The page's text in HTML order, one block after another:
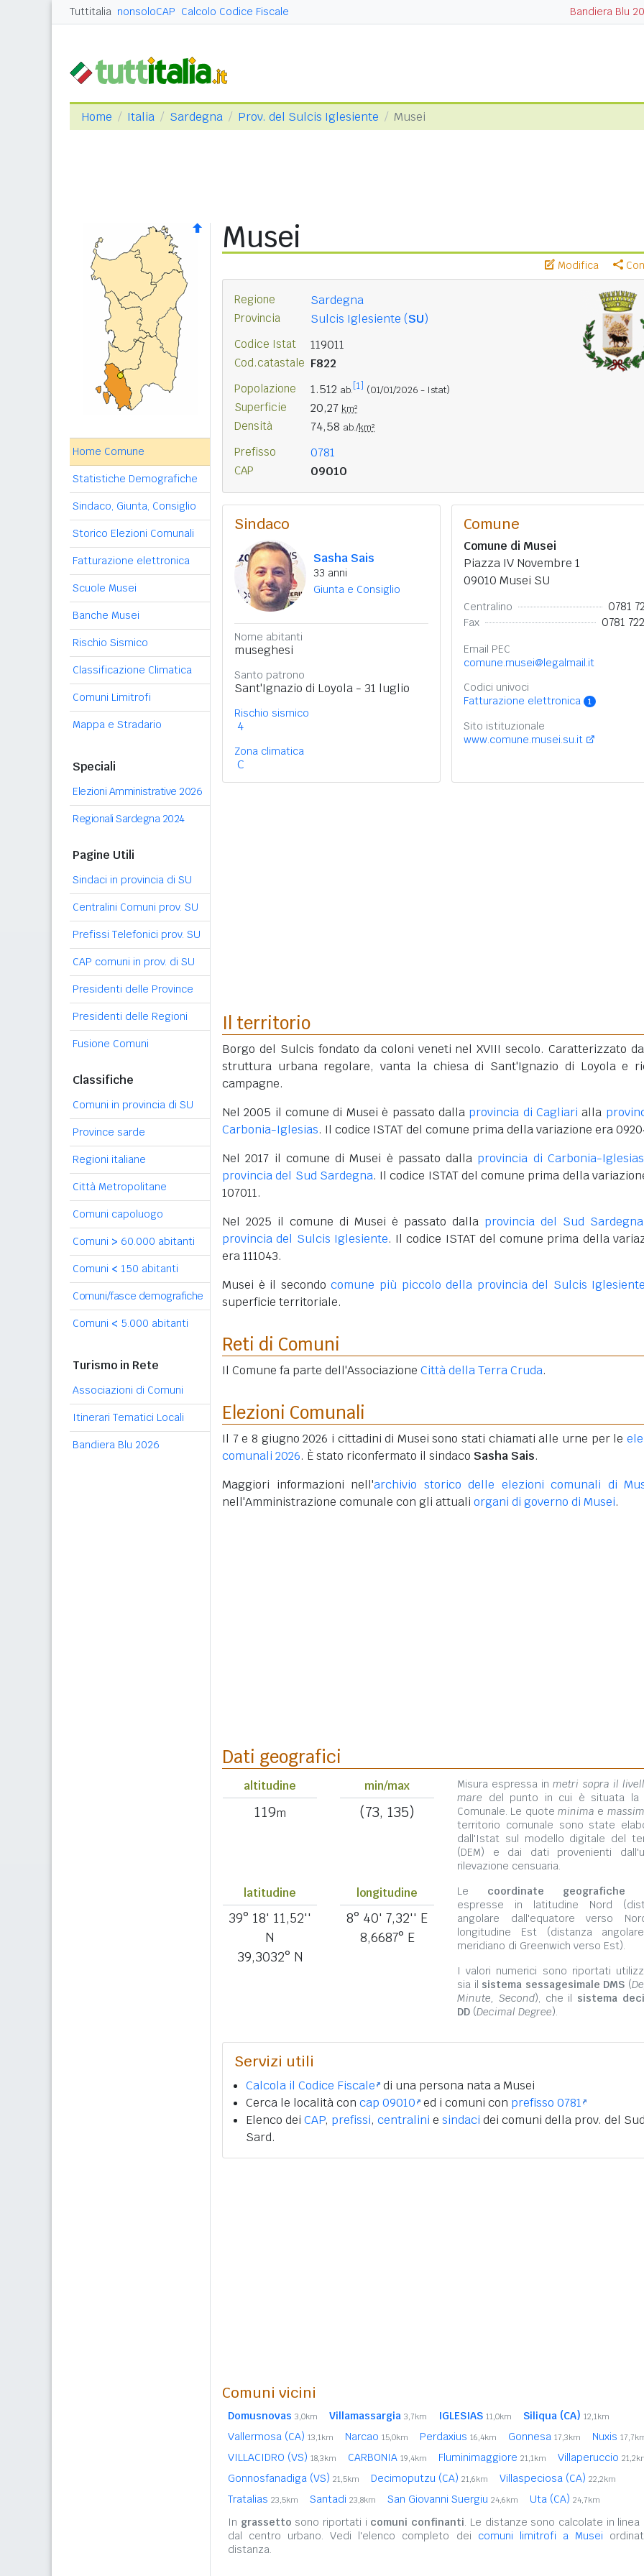
Tuttitalia nonsoloCAP Calcolo Codice Fiscale Bandiera Blu
Home Italia Sardegna Prov. del Sulcis Iglesiente Musei
Home Comune
Statistiche Demografiche
Sindaco, Giunta, Consiglio
Storico Elezioni Comunali
Fatturazione elettronica
Scuole Musei
Banche Musei
Rischio Sismico
Classificazione Climatica
Comuni Limitrofi
Mappa e Stradario
Speciali
Elezioni Amministrative 2026
Regionali Sardegna 2024
Pagine Utili
Sindaci in provincia di SU
Centralini Comuni prov. SU
Prefissi Telefonici prov. SU
CAP comuni in prov. di SU
Presidenti delle Province
Presidenti delle Regioni
Fusione Comuni
Classifiche
Comuni in provincia di SU
Province sarde
Regioni italiane
Città Metropolitane
Comuni capoluogo
Comuni > 60.000 abitanti
Comuni < 150 abitanti
Comuni/fasce demografiche
Comuni < 5.000 abitanti
Turismo in Rete
Associazioni di Comuni
Itinerari Tematici Locali
Bandiera Blu 2026
Musei
Modifica
Regione Sardegna
Provincia Sulcis Iglesiente (SU)
Codice Istat 119011
Cod.catastale F822
Popolazione 1.512 ab. [1] (01/01/2026 - Istat)
Superficie 20,27 km²
Densità 74,58 ab./km²
Prefisso 0781
CAP 09010
Sindaco
Sasha Sais
33 anni
Giunta e Consiglio
Nome abitanti
museghesi
Santo patrono
Sant'Ignazio di Loyola - 31 luglio
Rischio sismico
4
Zona climatica
C
Comune
Comune di Musei
Piazza IV Novembre 1
09010 Musei SU
Centralino 0781
Fax 0781
Email PEC
comune.musei@legalmail.it
Codici univoci
Fatturazione elettronica
1
Sito istituzionale
www.comune.musei.su.it
Il territorio
Borgo del Sulcis fondato da coloni veneti nel XVIII secolo. Caratterizzato
struttura urbana regolare, vanta la chiesa di Sant'Ignazio di Loyola e
campagne.
Nel 2005 il comune di Musei è passato dalla provincia di Cagliari alla
Carbonia-Iglesias. Il codice ISTAT del comune prima della variazione era
Nel 2017 il comune di Musei è passato dalla provincia di Carbonia-Iglesias
provincia del Sud Sardegna. Il codice ISTAT del comune prima della
107011.
Nel 2025 il comune di Musei è passato dalla provincia del Sud Sardegna
provincia del Sulcis Iglesiente. Il codice ISTAT del comune prima della
era 111043.
Musei è il secondocomune più piccolo della provincia del Sulcis Iglesiente
superficie territoriale.
Reti di Comuni
Il Comune fa parte dell'Associazione Città della Terra Cruda.
Elezioni Comunali
Il 7 e 8 giugno 2026 i cittadini di Musei sono stati chiamati alle urne per le
comunali 2026. È stato riconfermato il sindaco Sasha Sais.
Maggiori informazioni nell'archivio storico delle elezioni comunali di
nell'Amministrazione comunale con gli attuali organi di governo di Musei.
Dati geografici
altitudine
119m
min/max
(73, 135)
Misura espressa inmetri sopra il
mare del punto in cui è situata la
Comunale. Le quote minima e
territorio comunale sono state
dall'Istat sul modello digitale del
(DEM) e dai dati provenienti
rilevazione censuaria.
latitudine
39° 18' 11,52''
N
39,3032° N
longitudine
8° 40' 7,32'' E
8,6687° E
Le coordinate geografiche
espresse in latitudine Nord
angolare dall'equatore verso
longitudine Est (distanza
meridiano di Greenwich verso Est).
I valori numerici sono riportati
sia il sistema sessagesimale DMS (
Minute, Second), che il sistema
DD (Decimal Degree).
Servizi utili
Calcola il Codice Fiscale di una persona nata a Musei
Cerca le località con cap 09010 ed i comuni con prefisso 0781
Elenco dei CAP, prefissi, centralini e sindaci dei comuni della prov. del Sud
Sard.
Comuni vicini
Domusnovas 3,0km Villamassargia 3,7km IGLESIAS 11,0km Siliqua (CA) 12,1km
Vallermosa (CA) 13,1km Narcao 15,0km Perdaxius 16,4km Gonnesa 17,3km Nuxis
VILLACIDRO (VS) 18,3km CARBONIA 19,4km Fluminimaggiore 21,1km Villaperuccio
Gonnosfanadiga (VS) 21,5km Decimoputzu (CA) 21,6km Villaspeciosa (CA) 22,2km
Tratalias 23,5km Santadi 23,8km San Giovanni Suergiu 24,6km Uta (CA) 24,7km
In grassetto sono riportati i comuni confinanti. Le distanze sono calcolate in linea
dal centro urbano. Vedi l'elenco completo dei comuni limitrofi a Musei
distanza.